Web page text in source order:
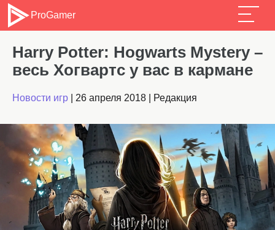
ProGamer
Harry Potter: Hogwarts Mystery –
весь Хогвартс у вас в кармане
Новости игр 26 апреля 2018 Редакция